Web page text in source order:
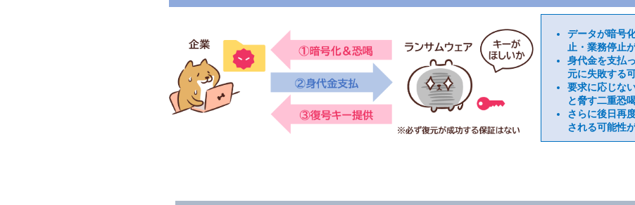
データが暗号
止・業務停止
身代金を支払
元に失敗する
要求に応じな
と脅す二重恐
さらに後日再
される可能性